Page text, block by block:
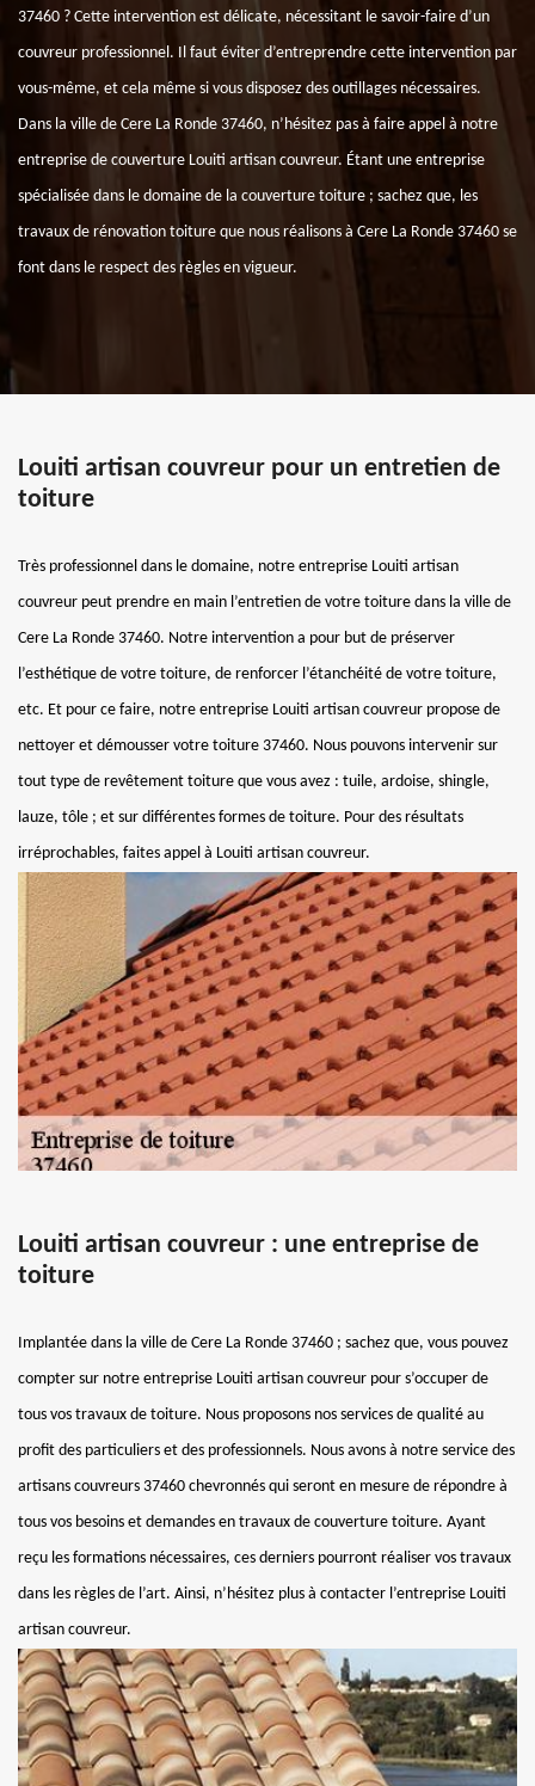
37460 ? Cette intervention est délicate, nécessitant le savoir-faire d’un
couvreur professionnel. Il faut éviter d’entreprendre cette intervention par
vous-même, et cela même si vous disposez des outillages nécessaires.
Dans la ville de Cere La Ronde 37460, n’hésitez pas à faire appel à notre
entreprise de couverture Louiti artisan couvreur. Étant une entreprise
spécialisée dans le domaine de la couverture toiture ; sachez que, les
travaux de rénovation toiture que nous réalisons à Cere La Ronde 37460 se
font dans le respect des règles en vigueur.
Louiti artisan couvreur pour un entretien de
toiture
Très professionnel dans le domaine, notre entreprise Louiti artisan
couvreur peut prendre en main l’entretien de votre toiture dans la ville de
Cere La Ronde 37460. Notre intervention a pour but de préserver
l’esthétique de votre toiture, de renforcer l’étanchéité de votre toiture,
etc. Et pour ce faire, notre entreprise Louiti artisan couvreur propose de
nettoyer et démousser votre toiture 37460. Nous pouvons intervenir sur
tout type de revêtement toiture que vous avez : tuile, ardoise, shingle,
lauze, tôle ; et sur différentes formes de toiture. Pour des résultats
irréprochables, faites appel à Louiti artisan couvreur.
Louiti artisan couvreur : une entreprise de
toiture
Implantée dans la ville de Cere La Ronde 37460 ; sachez que, vous pouvez
compter sur notre entreprise Louiti artisan couvreur pour s’occuper de
tous vos travaux de toiture. Nous proposons nos services de qualité au
profit des particuliers et des professionnels. Nous avons à notre service des
artisans couvreurs 37460 chevronnés qui seront en mesure de répondre à
tous vos besoins et demandes en travaux de couverture toiture. Ayant
reçu les formations nécessaires, ces derniers pourront réaliser vos travaux
dans les règles de l’art. Ainsi, n’hésitez plus à contacter l’entreprise Louiti
artisan couvreur.